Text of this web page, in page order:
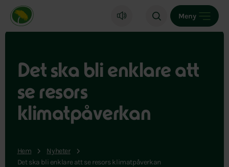
Miljöpartiet de gröna, startsida
Meny
Det ska bli enklare att
se resors
klimatpåverkan
Hem
Nyheter
Det ska bli enklare att se resors klimatpåverkan